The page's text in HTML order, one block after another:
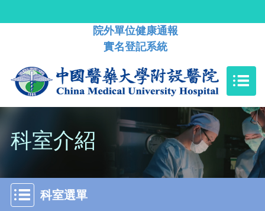
院外單位健康通報
實名登記系統
科室介紹
科室選單